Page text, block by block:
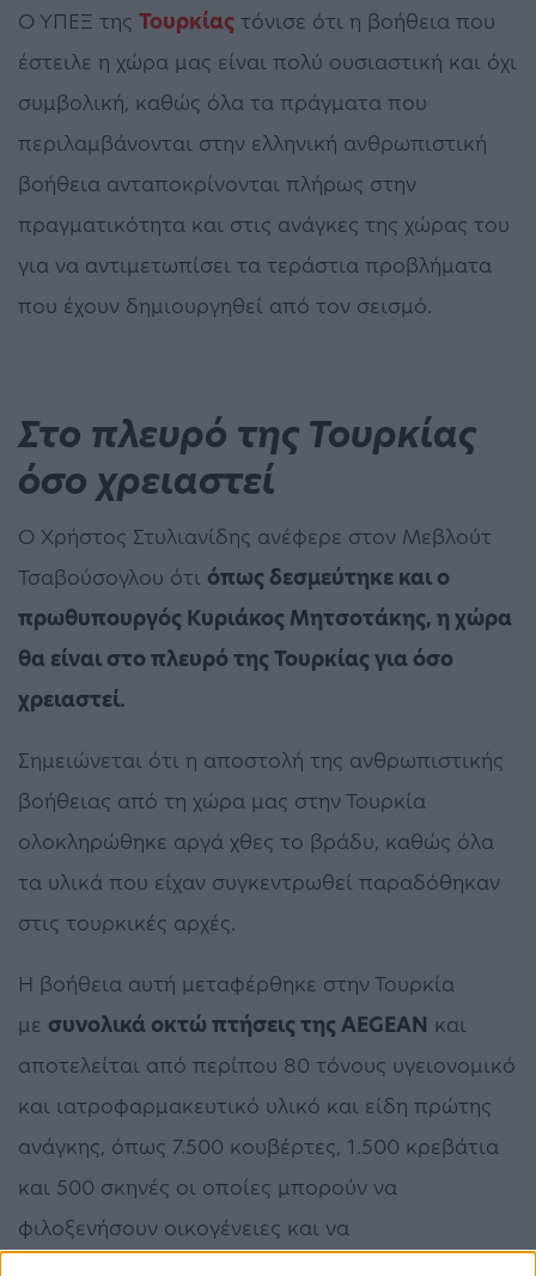
Ο ΥΠΕΞ της Τουρκίας τόνισε ότι η βοήθεια που
έστειλε η χώρα μας είναι πολύ ουσιαστική και όχι
συμβολική, καθώς όλα τα πράγματα που
περιλαμβάνονται στην ελληνική ανθρωπιστική
βοήθεια ανταποκρίνονται πλήρως στην
πραγματικότητα και στις ανάγκες της χώρας του
για να αντιμετωπίσει τα τεράστια προβλήματα
που έχουν δημιουργηθεί από τον σεισμό.
Στο πλευρό της Τουρκίας
όσο χρειαστεί
Ο Χρήστος Στυλιανίδης ανέφερε στον Μεβλούτ
Τσαβούσογλου ότι όπως δεσμεύτηκε και ο
πρωθυπουργός Κυριάκος Μητσοτάκης, η χώρα
θα είναι στο πλευρό της Τουρκίας για όσο
χρειαστεί.
Σημειώνεται ότι η αποστολή της ανθρωπιστικής
βοήθειας από τη χώρα μας στην Τουρκία
ολοκληρώθηκε αργά χθες το βράδυ, καθώς όλα
τα υλικά που είχαν συγκεντρωθεί παραδόθηκαν
στις τουρκικές αρχές.
Η βοήθεια αυτή μεταφέρθηκε στην Τουρκία
με συνολικά οκτώ πτήσεις της AEGEAN και
αποτελείται από περίπου 80 τόνους υγειονομικό
και ιατροφαρμακευτικό υλικό και είδη πρώτης
ανάγκης, όπως 7.500 κουβέρτες, 1.500 κρεβάτια
και 500 σκηνές οι οποίες μπορούν να
φιλοξενήσουν οικογένειες και να